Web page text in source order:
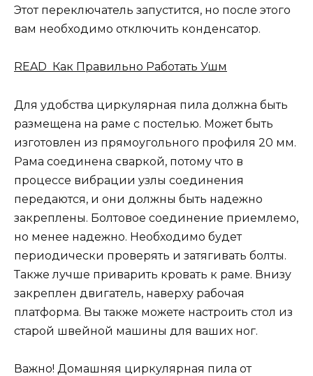
Этот переключатель запустится, но после этого
вам необходимо отключить конденсатор.
READ Как Правильно Работать Ушм
Для удобства циркулярная пила должна быть
размещена на раме с постелью. Может быть
изготовлен из прямоугольного профиля 20 мм.
Рама соединена сваркой, потому что в
процессе вибрации узлы соединения
передаются, и они должны быть надежно
закреплены. Болтовое соединение приемлемо,
но менее надежно. Необходимо будет
периодически проверять и затягивать болты.
Также лучше приварить кровать к раме. Внизу
закреплен двигатель, наверху рабочая
платформа. Вы также можете настроить стол из
старой швейной машины для ваших ног.
Важно! Домашняя циркулярная пила от